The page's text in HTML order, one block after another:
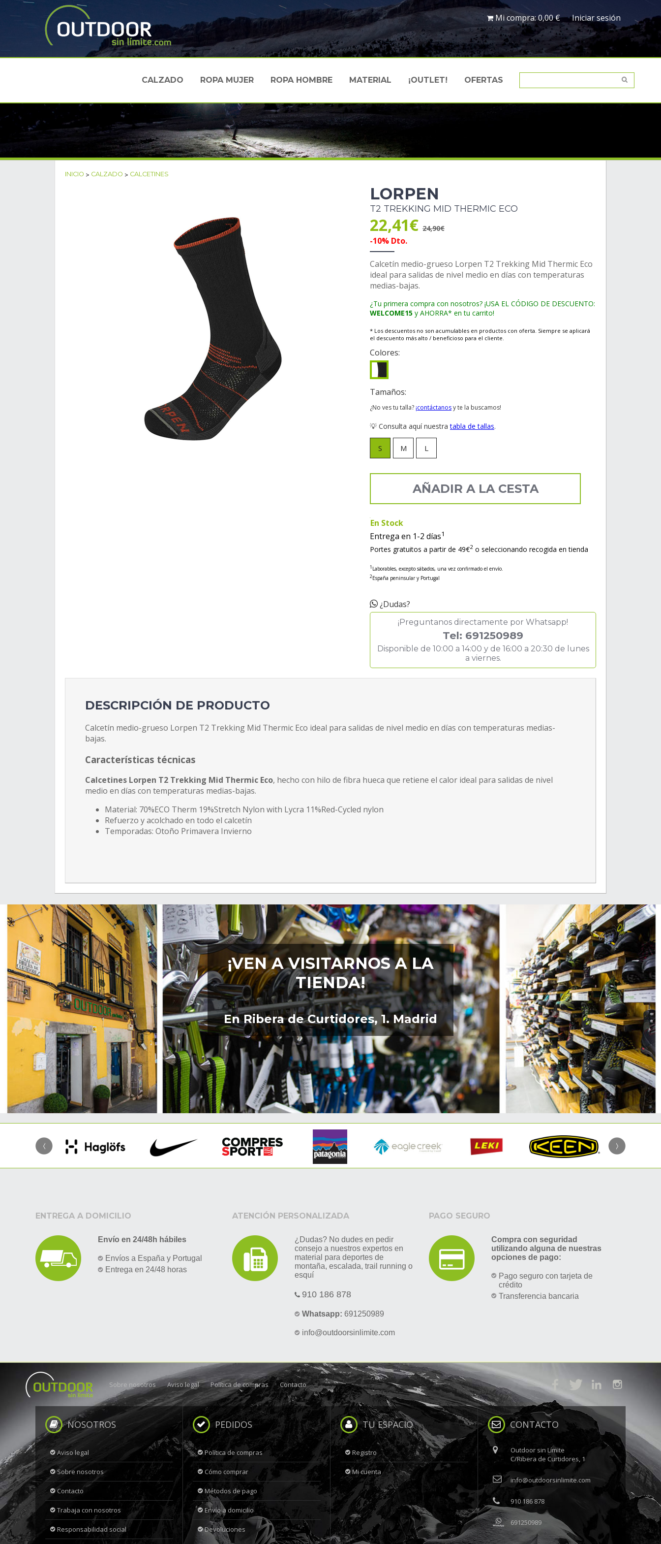
Mi compra:0,00 € Iniciar sesión
CALZADO ROPA MUJER ROPA HOMBRE MATERIAL ¡OUTLET! OFERTAS
INICIO > CALZADO > CALCETINES
LORPEN
T2 TREKKING MID THERMIC ECO
22,41€ 24,90€
-10% Dto.
Calcetín medio-grueso Lorpen T2 Trekking Mid Thermic Eco
ideal para salidas de nivel medio en días con temperaturas
medias-bajas.
¿Tu primera compra con nosotros? ¡USA EL CÓDIGO DE DESCUENTO:
WELCOME15 y AHORRA* en tu carrito!
* Los descuentos no son acumulables en productos con oferta. Siempre se aplicará
el descuento más alto / beneficioso para el cliente.
Colores:
Tamaños:
¿No ves tu talla?¡contáctanosy te la buscamos!
💡 Consulta aquí nuestratabla de tallas.
S M L
AÑADIR A LA CESTA
En Stock
Entrega en 1-2 días1
Portes gratuitos a partir de 49€2 o seleccionando recogida en tienda
1 Laborables, excepto sábados, una vez confirmado el envío.
2España peninsular y Portugal
¿Dudas?
¡Preguntanos directamente por Whatsapp!
Tel: 691250989
Disponible de 10:00 a 14:00 y de 16:00 a 20:30 de lunes
a viernes.
DESCRIPCIÓN DE PRODUCTO
Calcetín medio-grueso Lorpen T2 Trekking Mid Thermic Eco ideal para salidas de nivel medio en días con temperaturas medias-
bajas.
Características técnicas
Calcetines Lorpen T2 Trekking Mid Thermic Eco, hecho con hilo de fibra hueca que retiene el calor ideal para salidas de nivel
medio en días con temperaturas medias-bajas.
Material: 70%ECO Therm 19%Stretch Nylon with Lycra 11%Red-Cycled nylon
Refuerzo y acolchado en todo el calcetín
Temporadas: Otoño Primavera Invierno
¡VEN A VISITARNOS A LA
TIENDA!
En Ribera de Curtidores, 1. Madrid
ENTREGA A DOMICILIO
Envío en 24/48h hábiles
Envíos a España y Portugal
Entrega en 24/48 horas
ATENCIÓN PERSONALIZADA
¿Dudas? No dudes en pedir
consejo a nuestros expertos en
material para deportes de
montaña, escalada, trail running o
esquí
910 186 878
Whatsapp: 691250989
info@outdoorsinlimite.com
PAGO SEGURO
Compra con seguridad
utilizando alguna de nuestras
opciones de pago:
Pago seguro con tarjeta de
crédito
Transferencia bancaria
Sobre nosotros Aviso legal Política de compras Contacto
NOSOTROS
Aviso legal
Sobre nosotros
Contacto
Trabaja con nosotros
Responsabilidad social
PEDIDOS
Política de compras
Cómo comprar
Métodos de pago
Envío a domicilio
Devoluciones
TU ESPACIO
Registro
Mi cuenta
CONTACTO
Outdoor sin Límite
C/Ribera de Curtidores, 1
info@outdoorsinlimite.com
910 186 878
691250989